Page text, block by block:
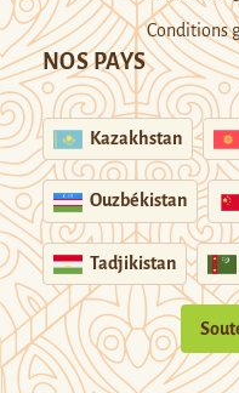
Conditions
NOS PAYS
Kazakhstan
Ouzbékistan
Tadjikistan